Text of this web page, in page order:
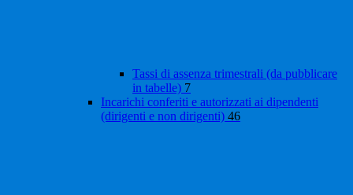
Tassi di assenza trimestrali (da pubblicare
in tabelle) 7
Incarichi conferiti e autorizzati ai dipendenti
(dirigenti e non dirigenti) 46